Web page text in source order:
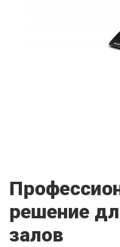
решение
залов